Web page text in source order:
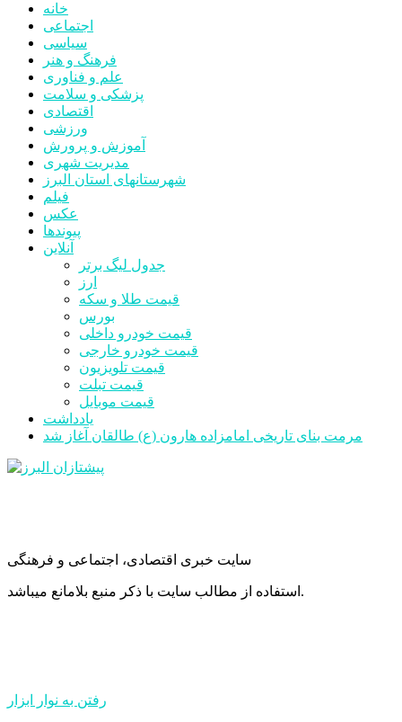
خانه
اجتماعی
سیاسی
فرهنگ و هنر
علم و فناوری
پزشکی و سلامت
اقتصادی
ورزشی
آموزش و پرورش
مدیریت شهری
شهرستانهای استان البرز
فیلم
عکس
پیوندها
آنلاین
جدول لیگ برتر
ارز
قیمت طلا و سکه
بورس
قیمت خودرو داخلی
قیمت خودرو خارجی
قیمت تلویزیون
قیمت تبلت
قیمت موبایل
یادداشت
مرمت بنای تاریخی امامزاده هارون (ع) طالقان آغاز شد
سایت خبری اقتصادی، اجتماعی و فرهنگی
استفاده از مطالب سایت با ذکر منبع بلامانع میباشد.
رفتن به نوار ابزار